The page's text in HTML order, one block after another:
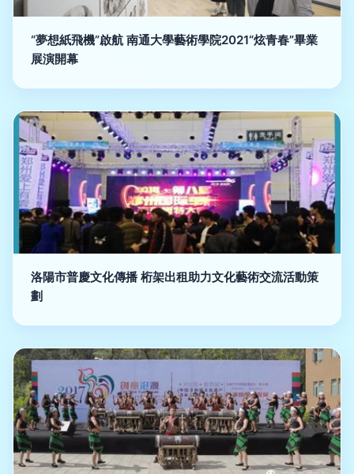
“夢想紙飛機”啟航 南通大學藝術學院2021“炫青春”畢業
展演開幕
洛陽市普慶文化傳播 桁架出租助力文化藝術交流活動策
劃